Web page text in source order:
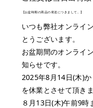
【お盆時期の商品の発送につきまして。】
いつも弊社オンライ
とうございます。
お盆期間のオンライ
知らせです。
2025年8月14日(木)
を休業とさせて頂きま
８月13日(木)午前9